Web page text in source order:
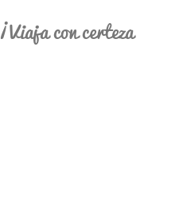
¡Viaja con certeza